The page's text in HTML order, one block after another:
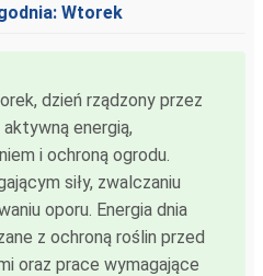
Wtorek
dzień rządzony przez
energią,
i ochroną ogrodu.
siły, zwalczaniu
oporu. Energia dnia
z ochroną roślin przed
oraz prace wymagające